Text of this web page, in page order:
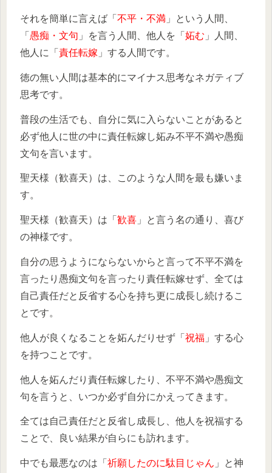
それを簡単に言えば「 不平・不満 」という人間、
「 愚痴・文句 」を言う人間、他人を「 妬む 」人間、
他人に「 責任転嫁 」する人間です。
徳の無い人間は基本的にマイナス思考なネガティブ
思考です。
普段の生活でも、自分に気に入らないことがあると
必ず他人に世の中に責任転嫁し妬み不平不満や愚痴
文句を言います。
聖天様（歓喜天）は、このような人間を最も嫌いま
す。
聖天様（歓喜天）は「 歓喜 」と言う名の通り、喜び
の神様です。
自分の思うようにならないからと言って不平不満を
言ったり愚痴文句を言ったり責任転嫁せず、全ては
自己責任だと反省する心を持ち更に成長し続けるこ
とです。
他人が良くなることを妬んだりせず「 祝福 」する心
を持つことです。
他人を妬んだり責任転嫁したり、不平不満や愚痴文
句を言うと、いつか必ず自分にかえってきます。
全ては自己責任だと反省し成長し、他人を祝福する
ことで、良い結果が自らにも訪れます。
中でも最悪なのは「 祈願したのに駄目じゃん 」と神